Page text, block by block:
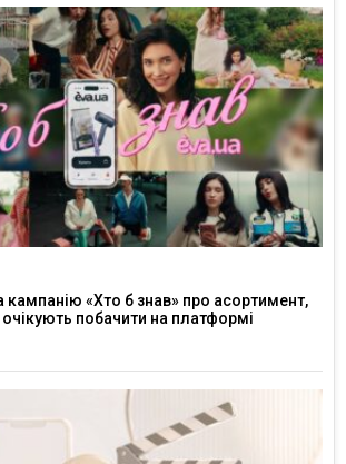
кампанію «Хто б знав» про асортимент,
очікують побачити на платформі